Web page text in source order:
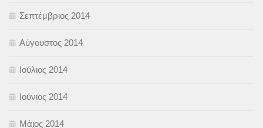
Σεπτέμβριος 2014
Αύγουστος 2014
Ιούλιος 2014
Ιούνιος 2014
Μάιος 2014